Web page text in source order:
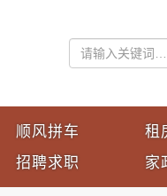
顺风拼车
招聘求职
租
家